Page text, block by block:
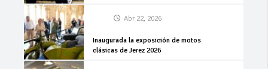
Abr 22, 2026
Inaugurada la exposición de motos
clásicas de Jerez 2026